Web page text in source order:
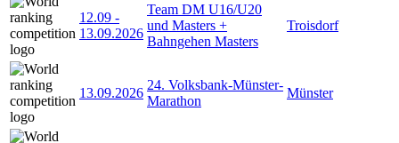
12.09 -
13.09.2026
Team DM U16/U20
und Masters +
Bahngehen Masters
Troisdorf
13.09.2026
24. Volksbank-Münster-
Marathon
Münster